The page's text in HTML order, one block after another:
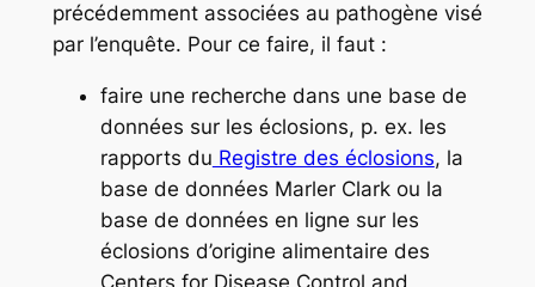
précédemment associées au pathogène visé
par l’enquête. Pour ce faire, il faut :
faire une recherche dans une base de
données sur les éclosions, p. ex. les
rapports du Registre des éclosions, la
base de données Marler Clark ou la
base de données en ligne sur les
éclosions d’origine alimentaire des
Centers for Disease Control and